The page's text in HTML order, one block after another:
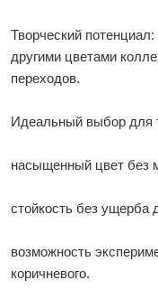
Творческий потенциал:
другими цветами
переходов.
Идеальный выбор для
насыщенный цвет без
стойкость без ущерба
возможность
коричневого.